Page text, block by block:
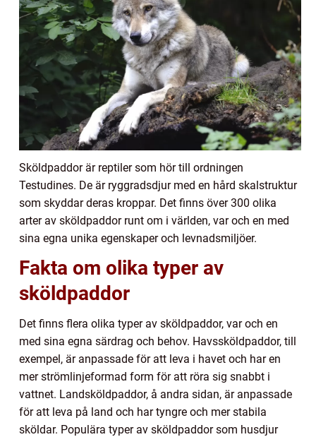
Sköldpaddor är reptiler som hör till ordningen
Testudines. De är ryggradsdjur med en hård skalstruktur
som skyddar deras kroppar. Det finns över 300 olika
arter av sköldpaddor runt om i världen, var och en med
sina egna unika egenskaper och levnadsmiljöer.
Fakta om olika typer av
sköldpaddor
Det finns flera olika typer av sköldpaddor, var och en
med sina egna särdrag och behov. Havssköldpaddor, till
exempel, är anpassade för att leva i havet och har en
mer strömlinjeformad form för att röra sig snabbt i
vattnet. Landsköldpaddor, å andra sidan, är anpassade
för att leva på land och har tyngre och mer stabila
sköldar. Populära typer av sköldpaddor som husdjur